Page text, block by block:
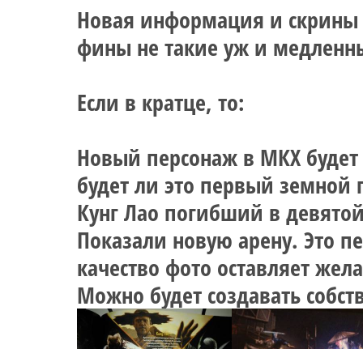
Новая информация и скрины
фины не такие уж и
Если в кратце, то:
Новый персонаж в МКХ будет
будет ли это первый
Кунг Лао погибший в
Показали новую арену. Это
качество фото оставляет
Можно будет создавать